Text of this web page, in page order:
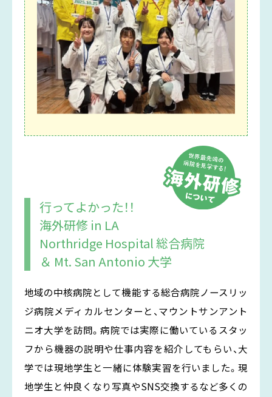
行ってよかった！！
海外研修 in LA
Northridge Hospital 総合病院
＆ Mt. San Antonio 大学
地域の中核病院として機能する総合病院ノースリッ
ジ病院メディカルセンターと、マウントサンアント
ニオ⼤学を訪問。病院では実際に働いているスタッ
フから機器の説明や仕事内容を紹介してもらい、大
学では現地学生と一緒に体験実習を行いました。現
地学生と仲良くなり写真やSNS交換するなど多くの